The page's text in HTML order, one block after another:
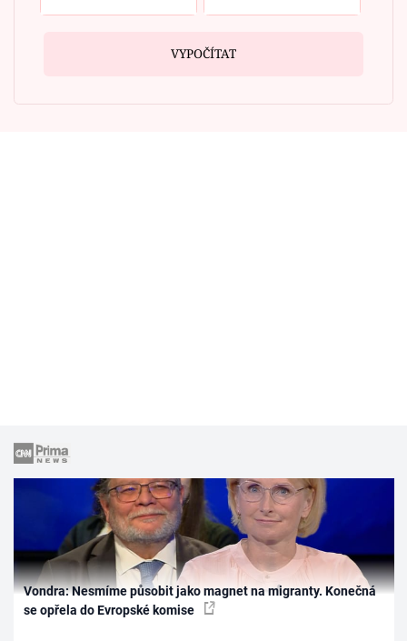
VYPOČÍTAT
Vondra: Nesmíme působit jako magnet na migranty. Konečná
se opřela do Evropské komise